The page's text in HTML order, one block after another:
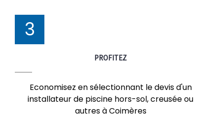
3
PROFITEZ
Economisez en sélectionnant le devis d'un
installateur de piscine hors-sol, creusée ou
autres à Coimères